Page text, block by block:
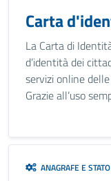
Carta
La Carta di
d’identità dei
servizi online
Grazie all’uso
ANAGRAFE E